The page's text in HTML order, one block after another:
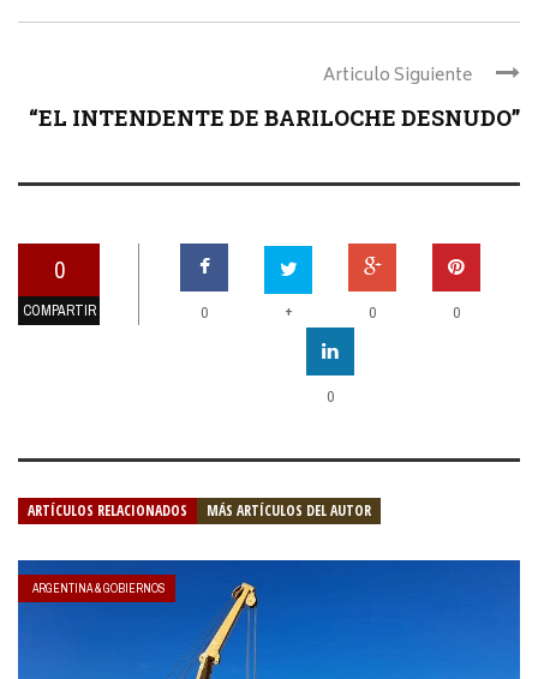
Articulo Siguiente
“EL INTENDENTE DE BARILOCHE DESNUDO”
0
COMPARTIR 0 + 0 0
0
ARTÍCULOS RELACIONADOS MÁS ARTÍCULOS DEL AUTOR
ARGENTINA & GOBIERNOS